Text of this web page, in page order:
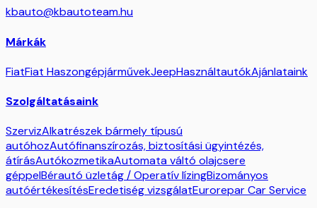
kbauto@kbautoteam.hu
Márkák
FiatFiat HaszongépjárművekJeepHasználtautókAjánlataink
Szolgáltatásaink
SzervizAlkatrészek bármely típusú
autóhozAutófinanszírozás, biztosítási ügyintézés,
átírásAutókozmetikaAutomata váltó olajcsere
géppelBérautó üzletág / Operatív lízingBizományos
autóértékesítésEredetiség vizsgálatEurorepar Car Service